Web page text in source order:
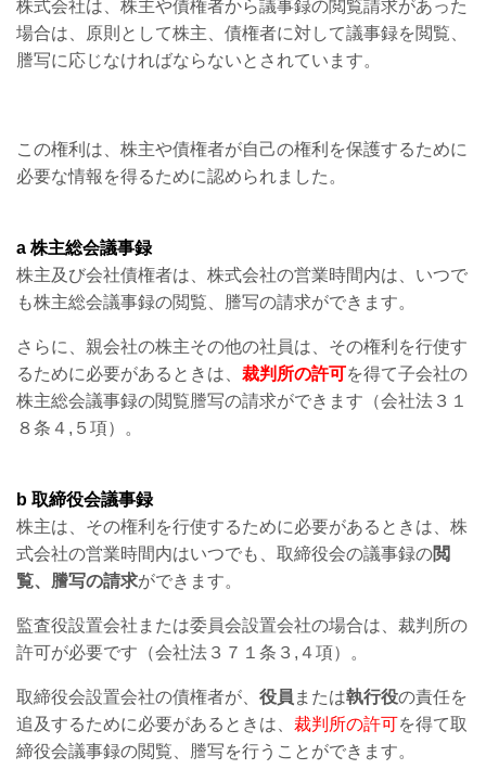
株式会社は、株主や債権者から議事録の閲覧請求があった
場合は、原則として株主、債権者に対して議事録を閲覧、
謄写に応じなければならないとされています。
この権利は、株主や債権者が自己の権利を保護するために
必要な情報を得るために認められました。
a 株主総会議事録
株主及び会社債権者は、株式会社の営業時間内は、いつで
も株主総会議事録の閲覧、謄写の請求ができます。
さらに、親会社の株主その他の社員は、その権利を行使す
るために必要があるときは、 裁判所の許可を得て子会社の
株主総会議事録の閲覧謄写の請求ができます（会社法３１
８条４,５項）。
b 取締役会議事録
株主は、その権利を行使するために必要があるときは、株
式会社の営業時間内はいつでも、取締役会の議事録の閲
覧、謄写の請求ができます。
監査役設置会社または委員会設置会社の場合は、裁判所の
許可が必要です（会社法３７１条３,４項）。
取締役会設置会社の債権者が、 役員 または執行役の責任を
追及するために必要があるときは、 裁判所の許可を得て取
締役会議事録の閲覧、謄写を行うことができます。